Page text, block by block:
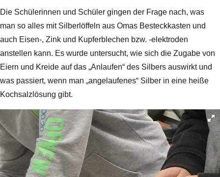
Die Schülerinnen und Schüler gingen der Frage nach, was
man so alles mit Silberlöffeln aus Omas Besteckkasten und
auch Eisen-, Zink und Kupferblechen bzw. -elektroden
anstellen kann. Es wurde untersucht, wie sich die Zugabe von
Eiern und Kreide auf das „Anlaufen“ des Silbers auswirkt und
was passiert, wenn man „angelaufenes“ Silber in eine heiße
Kochsalzlösung gibt.